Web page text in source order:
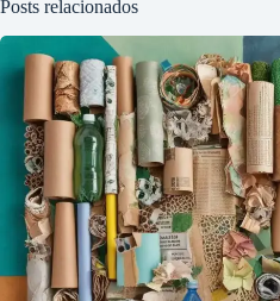
Posts relacionados